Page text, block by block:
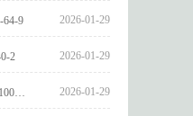
64-9 2026-01-29
2 2026-01-29
2026-01-29